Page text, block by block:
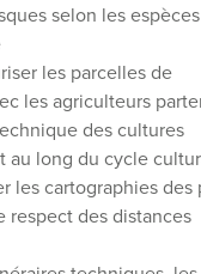
selon les
les parcelles de
les agriculteurs
des cultures
au long du cycle
les cartographies des
respect des distances